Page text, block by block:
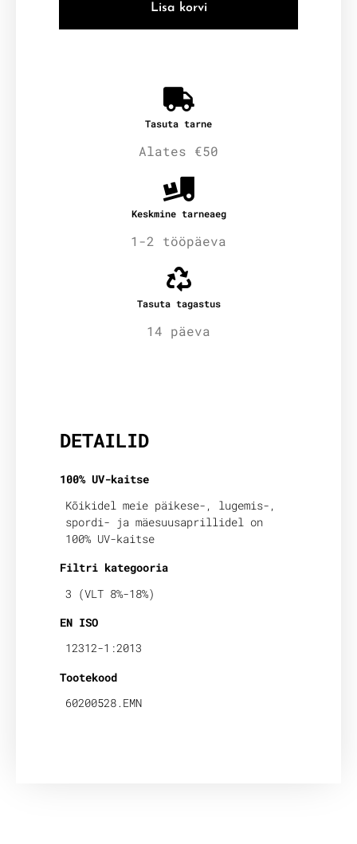
Lisa korvi
Tasuta tarne
Alates €50
Keskmine tarneaeg
1-2 tööpäeva
Tasuta tagastus
14 päeva
DETAILID
100% UV-kaitse
Kõikidel meie päikese-, lugemis-,
spordi- ja mäesuusaprillidel on
100% UV-kaitse
Filtri kategooria
3 (VLT 8%-18%)
EN ISO
12312-1:2013
Tootekood
60200528.EMN